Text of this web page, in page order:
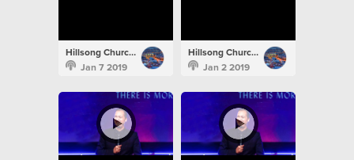
Hillsong Church Portugal
Jan 7 2019
Hillsong Church Portugal
Jan 2 2019